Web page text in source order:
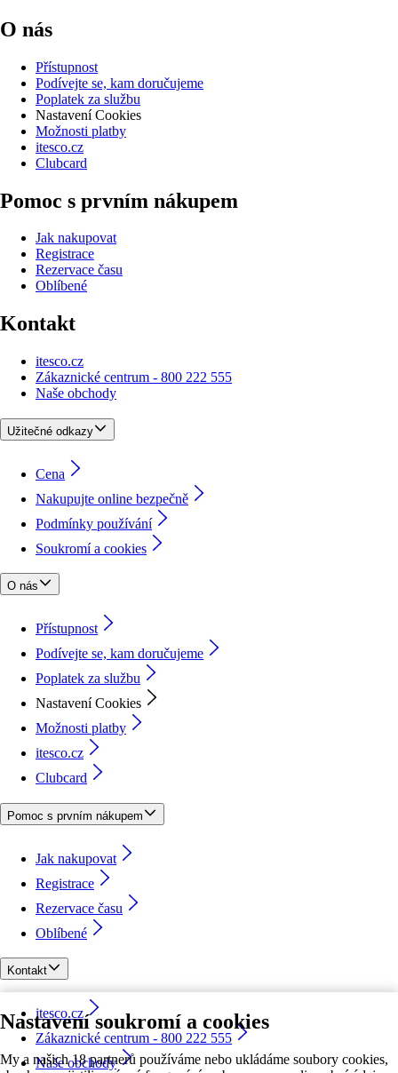
Nastavení soukromí a cookies
My a našich 18 partnerů používáme nebo ukládáme soubory cookies,
O nás
Přístupnost
Podívejte se, kam doručujeme
Poplatek za službu
Nastavení Cookies
Možnosti platby
itesco.cz
Clubcard
Pomoc s prvním nákupem
Jak nakupovat
Registrace
Rezervace času
Oblíbené
Kontakt
itesco.cz
Zákaznické centrum - 800 222 555
Naše obchody
Užitečné odkazy
Cena
Nakupujte online bezpečně
Podmínky používání
Soukromí a cookies
O nás
Přístupnost
Podívejte se, kam doručujeme
Poplatek za službu
Nastavení Cookies
Možnosti platby
itesco.cz
Clubcard
Pomoc s prvním nákupem
Jak nakupovat
Registrace
Rezervace času
Oblíbené
Kontakt
itesco.cz
Zákaznické centrum - 800 222 555
Naše obchody